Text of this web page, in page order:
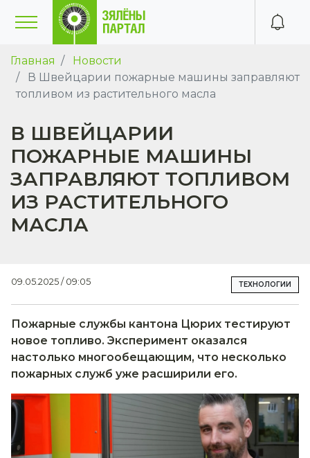
Главная
Новости
В Швейцарии пожарные машины заправляют
топливом из растительного масла
В ШВЕЙЦАРИИ
ПОЖАРНЫЕ МАШИНЫ
ЗАПРАВЛЯЮТ ТОПЛИВОМ
ИЗ РАСТИТЕЛЬНОГО
МАСЛА
09.05.2025 / 09:05 ТЕХНОЛОГИИ
Пожарные службы кантона Цюрих тестируют
новое топливо. Эксперимент оказался
настолько многообещающим, что несколько
пожарных служб уже расширили его.